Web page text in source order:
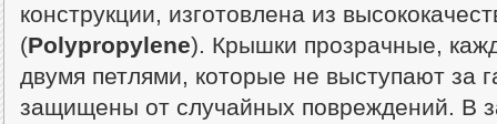
конструкции, изготовлена из
(Polypropylene). Крышки прозрачные,
двумя петлями, которые не выступают за
защищены от случайных повреждений. В